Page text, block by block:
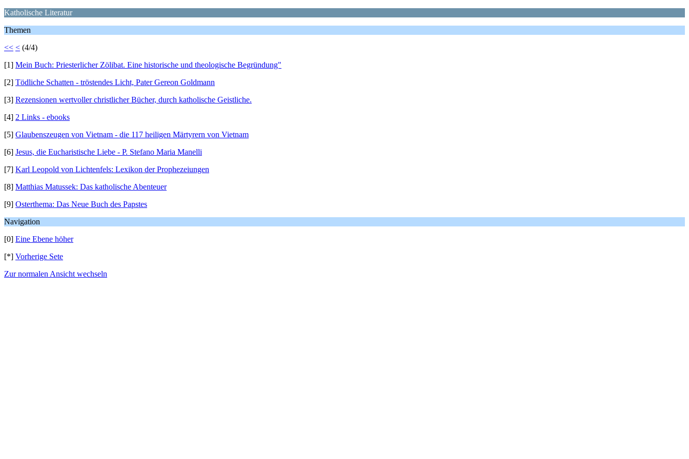
Katholische Literatur
Themen
<< < (4/4)
[1] Mein Buch: Priesterlicher Zölibat. Eine historische und theologische Begründung"
[2] Tödliche Schatten - tröstendes Licht, Pater Gereon Goldmann
[3] Rezensionen wertvoller christlicher Bücher, durch katholische Geistliche.
[4] 2 Links - ebooks
[5] Glaubenszeugen von Vietnam - die 117 heiligen Märtyrern von Vietnam
[6] Jesus, die Eucharistische Liebe - P. Stefano Maria Manelli
[7] Karl Leopold von Lichtenfels: Lexikon der Prophezeiungen
[8] Matthias Matussek: Das katholische Abenteuer
[9] Osterthema: Das Neue Buch des Papstes
Navigation
[0] Eine Ebene höher
[*] Vorherige Sete
Zur normalen Ansicht wechseln